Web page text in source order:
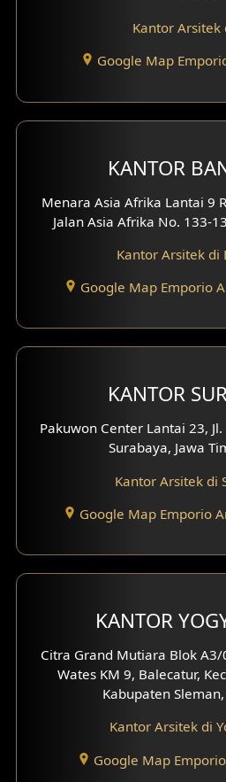
Desain Ruko
Desain Kantor
Desain Interior Kantor
Desain Interior Hotel
Eksterior Tampak Hook
Eksterior dengan Pagar
Fasad Ruko
Fasad Villa
Fasad Klinik
Desain Carport
Kantor Arsitek
Google Map
KANTOR
Menara Asia Afrika Lantai 9
Jalan Asia Afrika No. 133-
Kantor Arsitek di
Google Map Emporio
KANTOR
Pakuwon Center Lantai 23,
Surabaya, Jawa
Kantor Arsitek di
Google Map Emporio
KANTOR
Citra Grand Mutiara Blok A3/
Wates KM 9, Balecatur,
Kabupaten
Kantor Arsitek di
Google Map